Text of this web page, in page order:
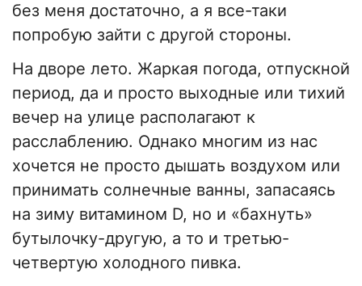
без меня достаточно, а я все-таки
попробую зайти с другой стороны.
На дворе лето. Жаркая погода, отпускной
период, да и просто выходные или тихий
вечер на улице располагают к
расслаблению. Однако многим из нас
хочется не просто дышать воздухом или
принимать солнечные ванны, запасаясь
на зиму витамином D, но и «бахнуть»
бутылочку-другую, а то и третью-
четвертую холодного пивка.